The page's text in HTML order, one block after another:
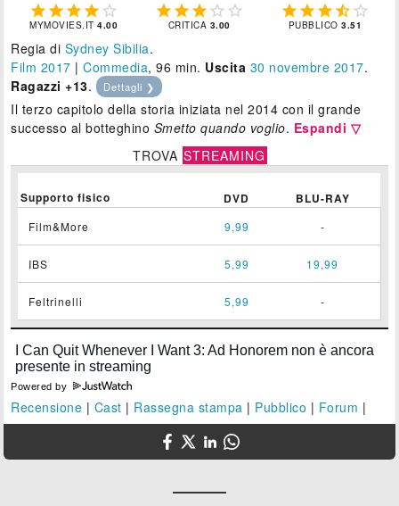
    
MYMOVIES.IT4.00
    
CRITICA 3.00
    
PUBBLICO3.51
Regia di Sydney Sibilia.
Film 2017 |Commedia, 96 min. Uscita 30 novembre 2017.
Ragazzi +13. Dettagli ❯
Il terzo capitolo della storia iniziata nel 2014 con il grande
successo al botteghino Smetto quando voglio. Espandi ▽
TROVA STREAMING
Supporto fisico DVD BLU-RAY
Film&More 9,99 -
IBS 5,99 19,99
Feltrinelli 5,99 -
Powered by
Recensione | Cast | Rassegna stampa | Pubblico | Forum |